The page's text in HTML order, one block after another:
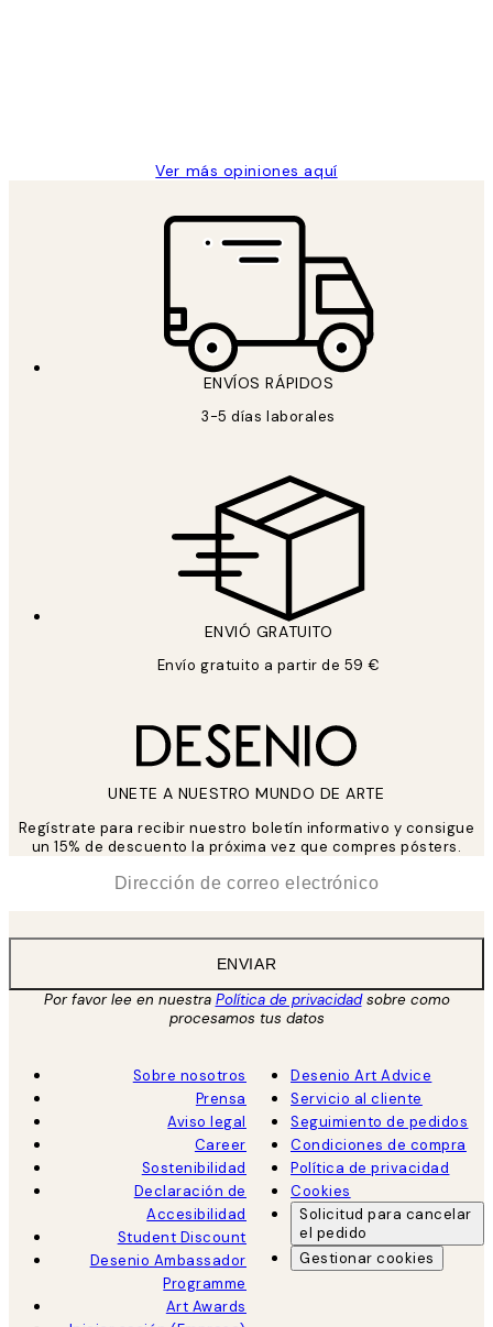
Ver más opiniones aquí
ENVÍOS RÁPIDOS
3-5 días laborales
ENVIÓ GRATUITO
Envío gratuito a partir de 59 €
UNETE A NUESTRO MUNDO DE ARTE
Regístrate para recibir nuestro boletín informativo y consigue
un 15% de descuento la próxima vez que compres pósters.
ENVIAR
Por favor lee en nuestra Política de privacidadsobre como
procesamos tus datos
Sobre nosotros
Prensa
Aviso legal
Career
Sostenibilidad
Declaración de
Accesibilidad
Student Discount
Desenio Ambassador
Programme
Art Awards
Desenio Art Advice
Servicio al cliente
Seguimiento de pedidos
Condiciones de compra
Política de privacidad
Cookies
Solicitud para cancelar
el pedido
Gestionar cookies